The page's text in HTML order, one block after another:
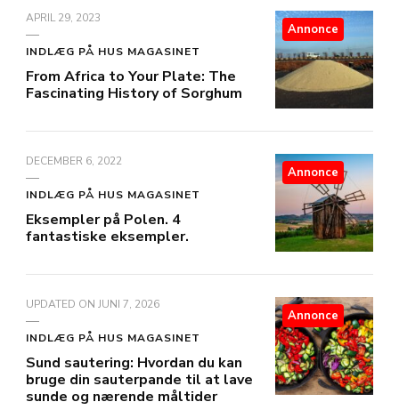
APRIL 29, 2023
INDLÆG PÅ HUS MAGASINET
From Africa to Your Plate: The
Fascinating History of Sorghum
Annonce
DECEMBER 6, 2022
INDLÆG PÅ HUS MAGASINET
Eksempler på Polen. 4
fantastiske eksempler.
Annonce
UPDATED ON JUNI 7, 2026
INDLÆG PÅ HUS MAGASINET
Sund sautering: Hvordan du kan
bruge din sauterpande til at lave
sunde og nærende måltider
Annonce